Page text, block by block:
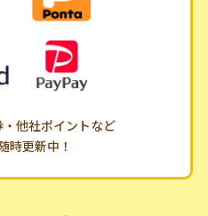
他社ポイントなど
時更新中！